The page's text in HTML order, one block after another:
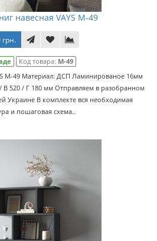
навесная VAYS M-49
грн.
Код товара: M-49
M-49 Материал: ДСП Ламинированое 16мм
520 / Г 180 мм Отправляем в разобранном
Украине В комплекте вся необходимая
и пошаговая схема..